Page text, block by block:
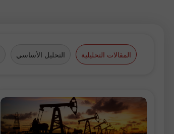
المقالات التحليلية التحليل الأساسي